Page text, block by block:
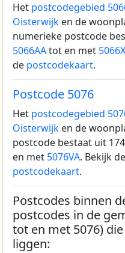
Het postcodegebied
Oisterwijk en de
numerieke postcode
5066AAtot en met
de postcodekaart.
Postcode 5076
Het postcodegebied
Oisterwijk en de
postcode bestaat uit
en met 5076VA. Bekijk
postcodekaart.
Postcodes binnen
postcodes in de
tot en met 5076)
liggen: